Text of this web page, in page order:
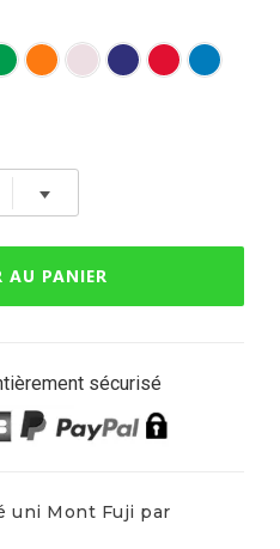
AU PANIER
sécurisé
uni Mont Fuji par